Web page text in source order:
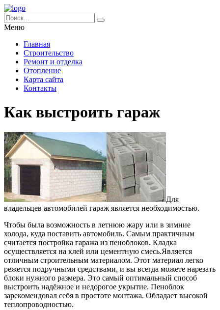
Меню
Главная
Строительство
Ремонт и отделка
Отопление
Карта сайта
Контакты
Как выстроить гараж
Для
владельцев автомобилей гараж является необходимостью.
Чтобы была возможность в летнюю жару или в зимние
холода, куда поставить автомобиль. Самым практичным
считается постройка гаража из пеноблоков. Кладка
осуществляется на клей или цементную смесь.Является
отличным строительным материалом. Этот материал легко
режется подручными средствами, и вы всегда можете нарезать
блоки нужного размера. Это самый оптимальный способ
выстроить надёжное и недорогое укрытие. Пеноблок
зарекомендовал себя в простоте монтажа. Обладает высокой
теплопроводностью.